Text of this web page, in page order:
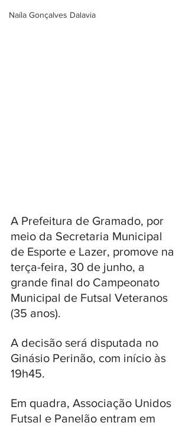
Naíla Gonçalves Dalavia
A Prefeitura de Gramado, por
meio da Secretaria Municipal
de Esporte e Lazer, promove na
terça-feira, 30 de junho, a
grande final do Campeonato
Municipal de Futsal Veteranos
(35 anos).
A decisão será disputada no
Ginásio Perinão, com início às
19h45.
Em quadra, Associação Unidos
Futsal e Panelão entram em